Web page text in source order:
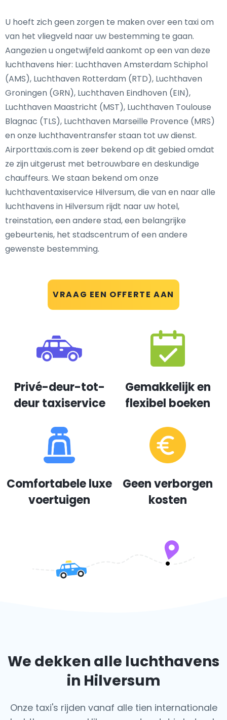
VRAAG EEN OFFERTE AAN
U hoeft zich geen zorgen te maken over een taxi om
van het vliegveld naar uw bestemming te gaan.
Aangezien u ongetwijfeld aankomt op een van deze
luchthavens hier: Luchthaven Amsterdam Schiphol
(AMS), Luchthaven Rotterdam (RTD), Luchthaven
Groningen (GRN), Luchthaven Eindhoven (EIN),
Luchthaven Maastricht (MST), Luchthaven Toulouse
Blagnac (TLS), Luchthaven Marseille Provence (MRS)
en onze luchthaventransfer staan tot uw dienst.
Airporttaxis.com is zeer bekend op dit gebied omdat
ze zijn uitgerust met betrouwbare en deskundige
chauffeurs. We staan bekend om onze
luchthaventaxiservice Hilversum, die van en naar alle
luchthavens in Hilversum rijdt naar uw hotel,
treinstation, een andere stad, een belangrijke
gebeurtenis, het stadscentrum of een andere
gewenste bestemming.
Privé-deur-tot-
deur taxiservice
Gemakkelijk en
flexibel boeken
Comfortabele luxe
voertuigen
Geen verborgen
kosten
We dekken alle luchthavens
in Hilversum
Onze taxi's rijden vanaf alle tien internationale